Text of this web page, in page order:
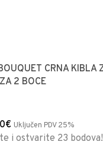
CRNA KIBLA
2 BOCE
€ Uključen PDV 25%
i ostvarite 23 bodova!